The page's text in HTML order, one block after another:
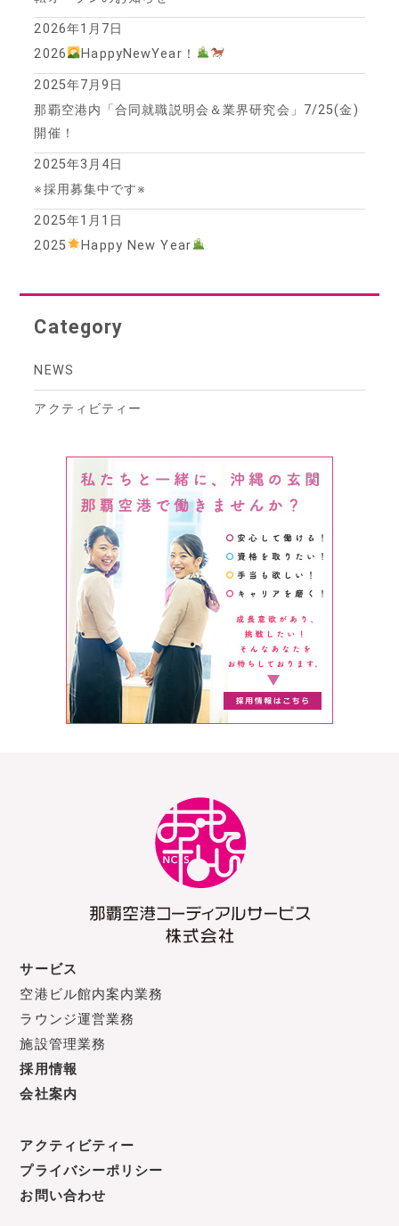
2026 HappyNewYear！
2026年1月7日
那覇空港内「合同就職説明会＆業界研究会」7/25(金)
開催！
2025年7月9日
※採用募集中です※
2025年3月4日
2025 Happy New Year
2025年1月1日
Category
NEWS
アクティビティー
サービス
空港ビル館内案内業務
ラウンジ運営業務
施設管理業務
採用情報
会社案内
アクティビティー
プライバシーポリシー
お問い合わせ